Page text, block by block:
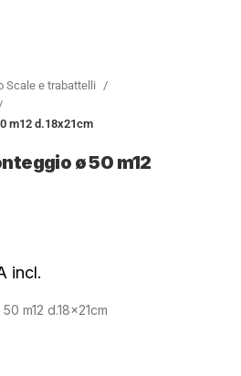
Scale e trabattelli
m12 d.18x21cm
ø 50 m12
incl.
m12 d.18x21cm